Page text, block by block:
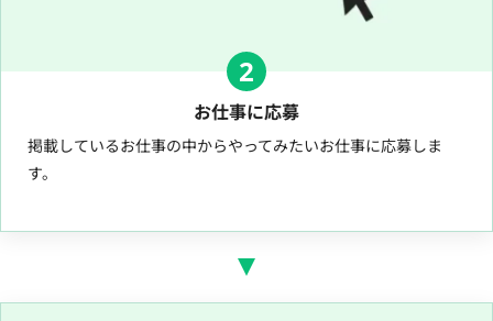
2
お仕事に応募
掲載しているお仕事の中からやってみたいお仕事に応募しま
す。